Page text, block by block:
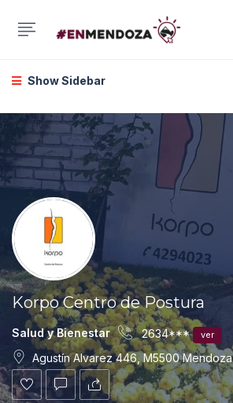
Show Sidebar
Korpo Centro de Postura
Salud y Bienestar 2634*** ver
Agustín Alvarez 446, M5500 Mendoza